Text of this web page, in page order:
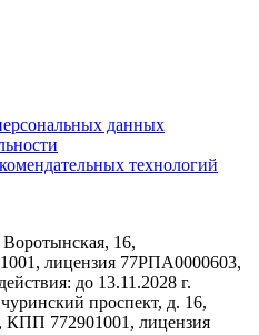
данных
технологий
16,
лицензия 77РПА0000603,
до 13.11.2028 г.
проспект, д. 16,
772901001, лицензия